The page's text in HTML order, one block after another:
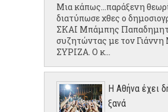
Μια κάπως...παράξενη
διατύπωσε χθες ο
ΣΚΑΙ Μπάμπης
συζητώντας με τον Γιάννη
ΣΥΡΙΖΑ. Ο κ...
Η Αθήνα έχει
ξανά